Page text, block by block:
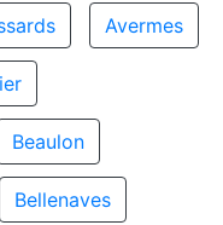
Avermes
Beaulon
Bellenaves